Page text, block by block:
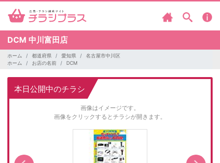
DCM 中川富田店
ホーム 都道府県 愛知県
名古屋市中川区
ホーム
お店の名前 DCM
本日公開中のチラシ
画像はイメージです。
画像をクリックするとチラシが開きます。